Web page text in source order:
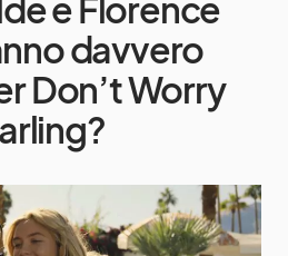
e Florence
davvero
Don’t Worry